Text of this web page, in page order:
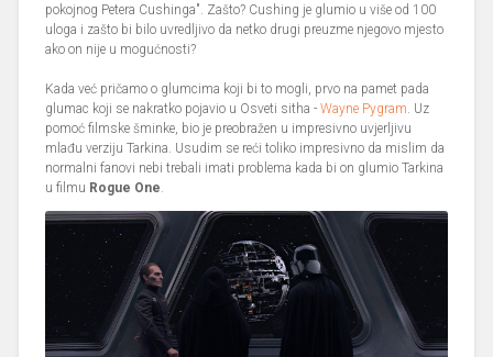
pokojnog Petera Cushinga". Zašto? Cushing je glumio u više od 100
uloga i zašto bi bilo uvredljivo da netko drugi preuzme njegovo mjesto
ako on nije u mogućnosti?
Kada već pričamo o glumcima koji bi to mogli, prvo na pamet pada
glumac koji se nakratko pojavio u Osveti sitha -Wayne Pygram. Uz
pomoć filmske šminke, bio je preobražen u impresivno uvjerljivu
mlađu verziju Tarkina. Usudim se reći toliko impresivno da mislim da
normalni fanovi nebi trebali imati problema kada bi on glumio Tarkina
u filmu Rogue One.